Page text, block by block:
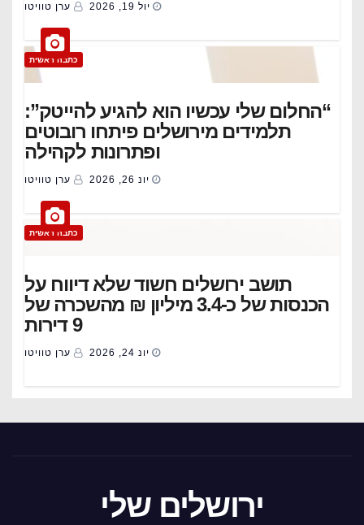
יול 19, 2026 ערן טוויטו
כתבה ראשית
“החלום שלי עכשיו הוא להגיע להייטק”:
תלמידים מירושלים פיתחו רובוטים
ופתרונות לקהילה
יונ 26, 2026 ערן טוויטו
כתבה ראשית
תושב ירושלים חשוד שלא דיווח על
הכנסות של כ-3.4 מיליון ₪ מהשכרה של
9 דירות
יונ 24, 2026 ערן טוויטו
ירושלים שלי